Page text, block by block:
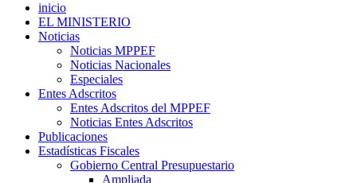
inicio
EL MINISTERIO
Noticias
Noticias MPPEF
Noticias Nacionales
Especiales
Entes Adscritos
Entes Adscritos del MPPEF
Noticias Entes Adscritos
Publicaciones
Estadísticas Fiscales
Gobierno Central Presupuestario
Ampliada